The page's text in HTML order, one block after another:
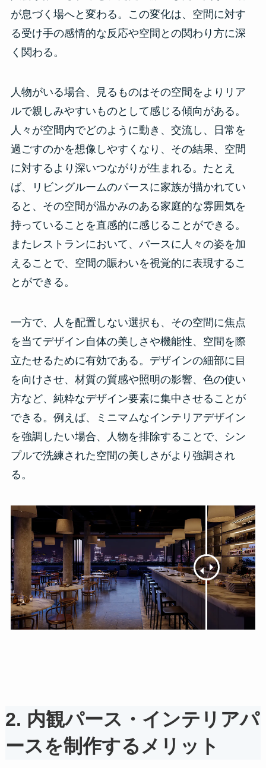
が息づく場へと変わる。この変化は、空間に対す
る受け手の感情的な反応や空間との関わり方に深
く関わる。
人物がいる場合、見るものはその空間をよりリア
ルで親しみやすいものとして感じる傾向がある。
人々が空間内でどのように動き、交流し、日常を
過ごすのかを想像しやすくなり、その結果、空間
に対するより深いつながりが生まれる。たとえ
ば、リビングルームのパースに家族が描かれてい
ると、その空間が温かみのある家庭的な雰囲気を
持っていることを直感的に感じることができる。
またレストランにおいて、パースに人々の姿を加
えることで、空間の賑わいを視覚的に表現するこ
とができる。
一方で、人を配置しない選択も、その空間に焦点
を当てデザイン自体の美しさや機能性、空間を際
立たせるために有効である。デザインの細部に目
を向けさせ、材質の質感や照明の影響、色の使い
方など、純粋なデザイン要素に集中させることが
できる。例えば、ミニマムなインテリアデザイン
を強調したい場合、人物を排除することで、シン
プルで洗練された空間の美しさがより強調され
る。
2. 内観パース・インテリアパ
ースを制作するメリット